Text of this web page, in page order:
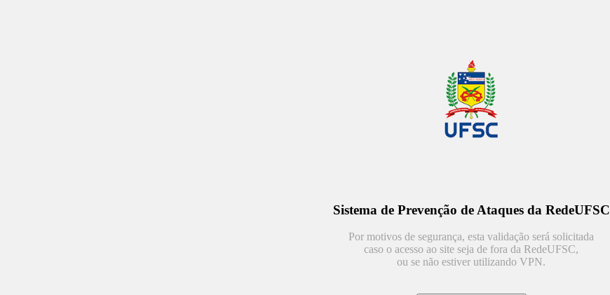
Sistema de Prevenção de Ataques da RedeUFSC
Por motivos de segurança, esta validação será solicitada
caso o acesso ao site seja de fora da RedeUFSC,
ou se não estiver utilizando VPN.